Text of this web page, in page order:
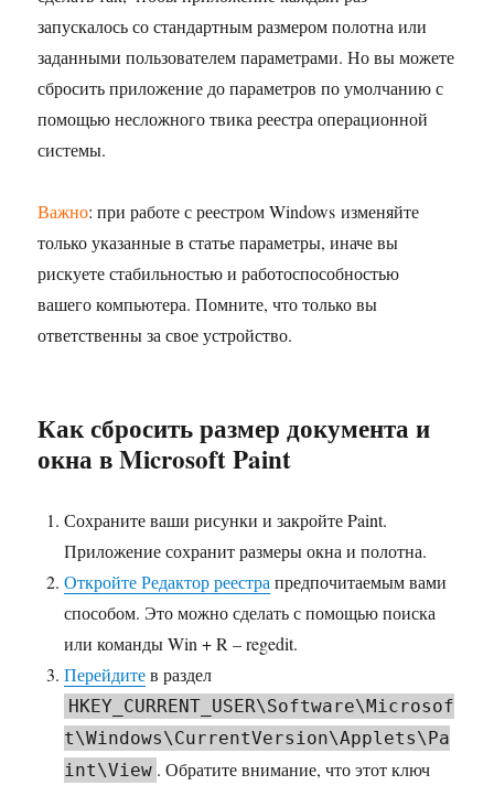
запускалось со стандартным размером полотна или
заданными пользователем параметрами. Но вы можете
сбросить приложение до параметров по умолчанию с
помощью несложного твика реестра операционной
системы.
Важно: при работе с реестром Windows изменяйте
только указанные в статье параметры, иначе вы
рискуете стабильностью и работоспособностью
вашего компьютера. Помните, что только вы
ответственны за свое устройство.
Как сбросить размер документа и
окна в Microsoft Paint
Сохраните ваши рисунки и закройте Paint.
Приложение сохранит размеры окна и полотна.
Откройте Редактор реестра предпочитаемым вами
способом. Это можно сделать с помощью поиска
или команды Win + R – regedit.
Перейдитев раздел
HKEY_CURRENT_USER\Software\Microsof
t\Windows\CurrentVersion\Applets\Pa
int\View . Обратите внимание, что этот ключ